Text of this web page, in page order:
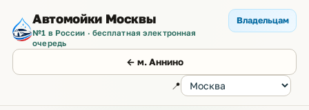
Автомойки Москвы
№1 в России · бесплатная электронная
очередь
← м. Аннино
📍
Владельцам